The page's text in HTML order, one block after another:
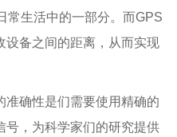
常生活中的一部分。而GPS
设备之间的距离，从而实现
准确性是们需要使用精确的
号，为科学家们的研究提供